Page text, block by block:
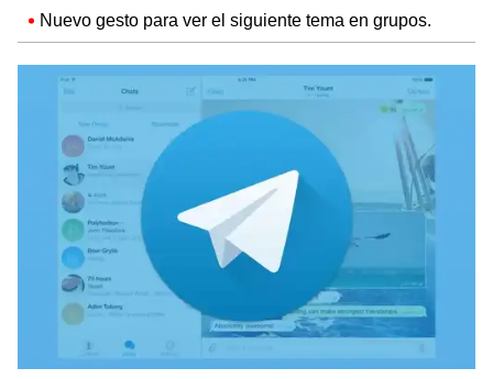
Nuevo gesto para ver el siguiente tema en grupos.